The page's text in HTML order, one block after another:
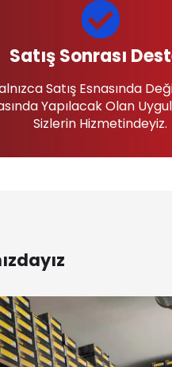
Satış Sonrası
Satış Esnasında
Yapılacak Olan
Sizlerin Hizmetindeyiz.